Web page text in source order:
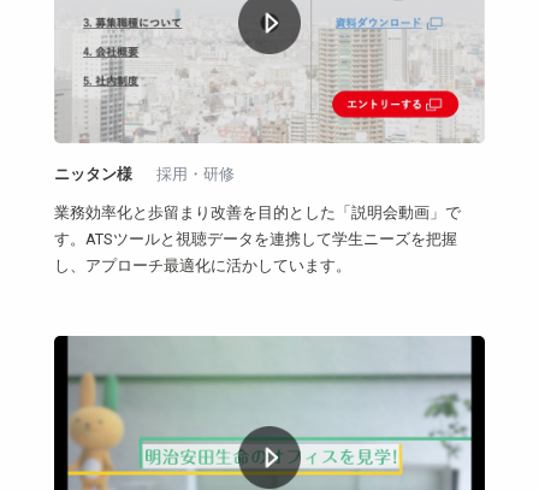
ニッタン様 採用・研修
業務効率化と歩留まり改善を目的とした「説明会動画」で
す。ATSツールと視聴データを連携して学生ニーズを把握
し、アプローチ最適化に活かしています。